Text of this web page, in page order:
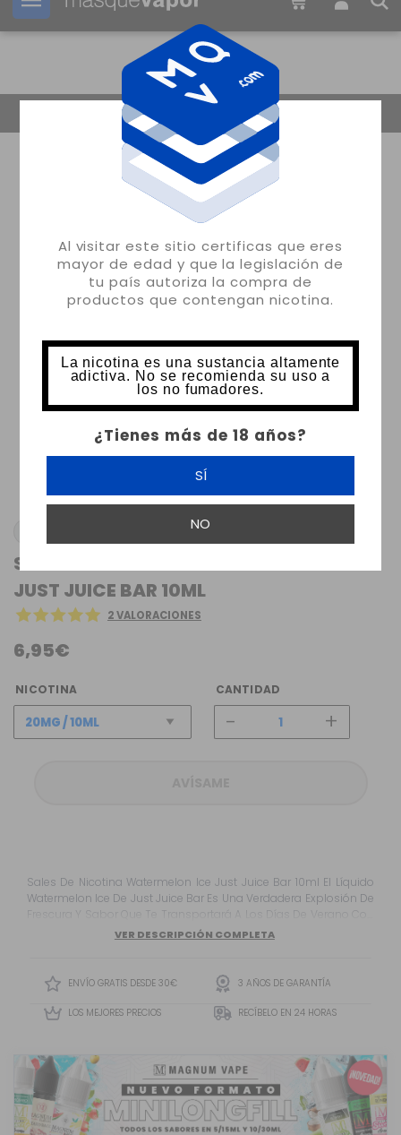
Al visitar este sitio certificas que eres
mayor de edad y que la legislación de
tu país autoriza la compra de
productos que contengan nicotina.
La nicotina es una sustancia altamente
adictiva. No se recomienda su uso a
los no fumadores.
¿Tienes más de 18 años?
SÍ
NO
Tu pedido puede ser enviado en 11m:
SALES DE NICOTINA WATERMELON ICE
JUST JUICE BAR 10ML
2 VALORACIONES
6,95€
NICOTINA CANTIDAD
- +
Sales De Nicotina Watermelon Ice Just Juice Bar 10ml El Líquido
Watermelon Ice De Just Juice Bar Es Una Verdadera Explosión De
Frescura Y Sabor Que Te Transportará A Los Días De Verano Con
Cada Calada. Esta Deliciosa Mezcla Presenta El Jugoso Y
VER DESCRIPCIÓN COMPLETA
ENVÍO GRATIS DESDE 30€ 3 AÑOS DE GARANTÍA
LOS MEJORES PRECIOS RECÍBELO EN 24 HORAS